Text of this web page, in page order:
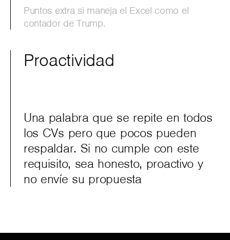
Puntos extra si maneja el Excel como el
contador de Trump.
Proactividad
Una palabra que se repite en todos
los CVs pero que pocos pueden
respaldar. Si no cumple con este
requisito, sea honesto, proactivo y
no envíe su propuesta